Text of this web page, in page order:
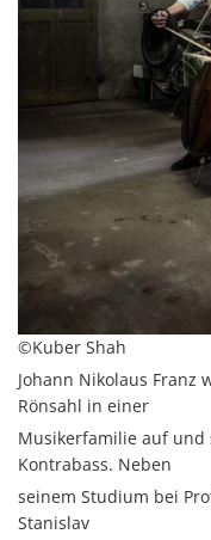
©Kuber Shah
Johann Nikolaus Franz
Rönsahl in einer
Musikerfamilie auf und
Kontrabass. Neben
seinem Studium bei
Stanislav